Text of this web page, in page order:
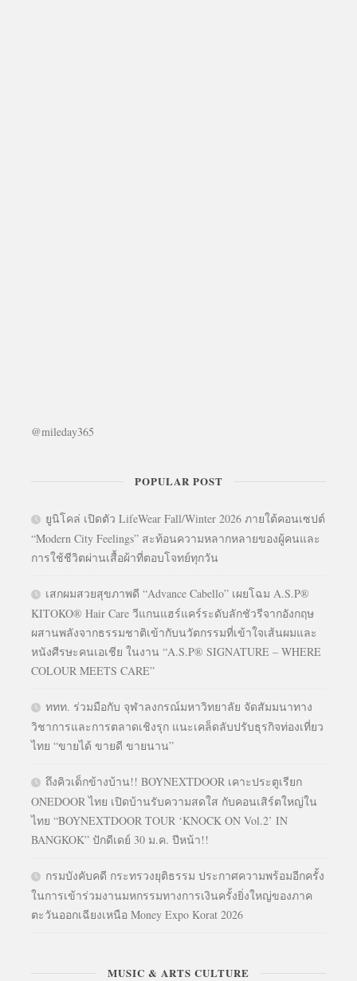
@mileday365
POPULAR POST
ยูนิโคล่ เปิดตัว LifeWear Fall/Winter 2026 ภายใต้คอนเซปต์
“Modern City Feelings” สะท้อนความหลากหลายของผู้คนและ
การใช้ชีวิตผ่านเสื้อผ้าที่ตอบโจทย์ทุกวัน
เสกผมสวยสุขภาพดี “Advance Cabello” เผยโฉม A.S.P®
KITOKO® Hair Care วีแกนแฮร์แคร์ระดับลักชัวรีจากอังกฤษ
ผสานพลังจากธรรมชาติเข้ากับนวัตกรรมที่เข้าใจเส้นผมและ
หนังศีรษะคนเอเชีย ในงาน “A.S.P® SIGNATURE – WHERE
COLOUR MEETS CARE”
ททท. ร่วมมือกับ จุฬาลงกรณ์มหาวิทยาลัย จัดสัมมนาทาง
วิชาการและการตลาดเชิงรุก แนะเคล็ดลับปรับธุรกิจท่องเที่ยว
ไทย “ขายได้ ขายดี ขายนาน”
ถึงคิวเด็กข้างบ้าน!! BOYNEXTDOOR เคาะประตูเรียก
ONEDOOR ไทย เปิดบ้านรับความสดใส กับคอนเสิร์ตใหญ่ใน
ไทย “BOYNEXTDOOR TOUR ‘KNOCK ON Vol.2’ IN
BANGKOK” ปักดีเดย์ 30 ม.ค. ปีหน้า!!
กรมบังคับคดี กระทรวงยุติธรรม ประกาศความพร้อมอีกครั้ง
ในการเข้าร่วมงานมหกรรมทางการเงินครั้งยิ่งใหญ่ของภาค
ตะวันออกเฉียงเหนือ Money Expo Korat 2026
MUSIC & ARTS CULTURE